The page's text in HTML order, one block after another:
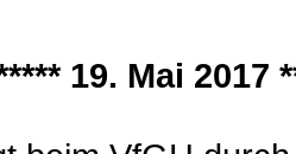
19. Mai 2017